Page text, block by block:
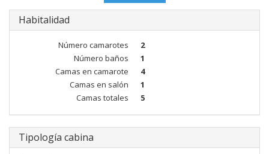
Habitalidad
Número camarotes
2
Número baños
1
Camas en camarote
4
Camas en salón
1
Camas totales
5
Tipología cabina